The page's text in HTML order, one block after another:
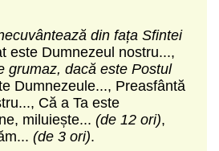
din fața Sfintei
este Dumnezeul nostru...,
grumaz, dacă este Postul
Dumnezeule..., Preasfântă
Că a Ta este
miluiește... (de 12 ori),
(de 3 ori).